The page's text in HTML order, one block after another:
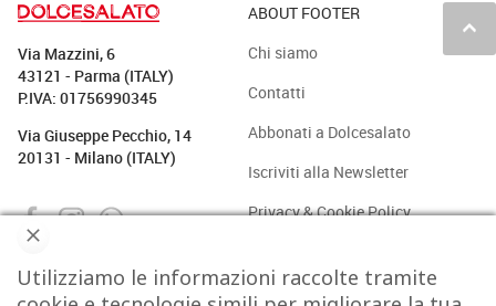
keyboard_arrow_up
Via Mazzini, 6
43121 - Parma (ITALY)
P.IVA: 01756990345
Via Giuseppe Pecchio, 14
20131 - Milano (ITALY)
ABOUT FOOTER
Chi siamo
Contatti
Abbonati a Dolcesalato
Iscriviti alla Newsletter
Privacy & Cookie Policy
PASTICCERIA BAKERY GELATO CAFFÈ & CO.
Utilizziamo le informazioni raccolte tramite